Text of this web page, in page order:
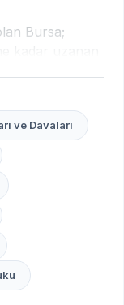
Bursa;
fikri
geniş bir
uzman
dinamiklerini,
ile
vb.) işleyişi en
İnegöl’e,
her
ve Davaları